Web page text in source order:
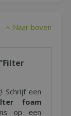
Naar boven
Schrijf een
foam
op een